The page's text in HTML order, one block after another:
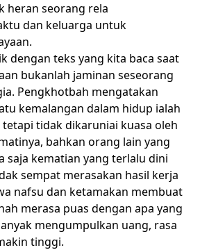
heran seorang rela
dan keluarga untuk
dengan teks yang kita baca saat
bukanlah jaminan seseorang
Pengkhotbah mengatakan
kemalangan dalam hidup ialah
tidak dikaruniai kuasa oleh
bahkan orang lain yang
saja kematian yang terlalu dini
sempat merasakan hasil kerja
nafsu dan ketamakan membuat
merasa puas dengan apa yang
mengumpulkan uang, rasa
tinggi.